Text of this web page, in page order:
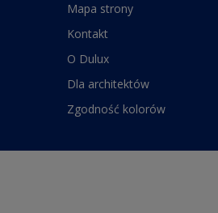
Mapa strony
Kontakt
O Dulux
Dla architektów
Zgodność kolorów